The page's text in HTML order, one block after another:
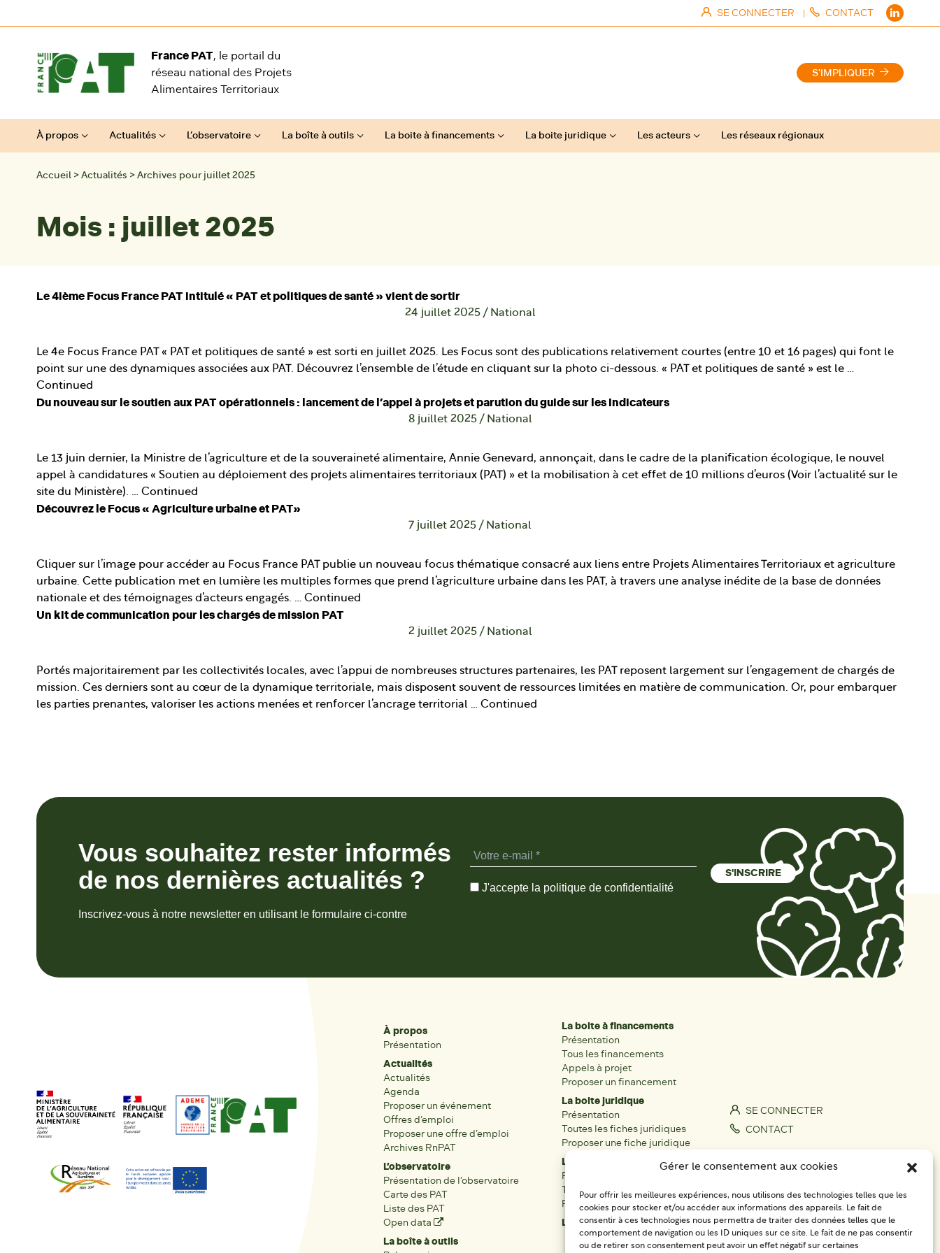
Gérer le consentement aux cookies
Pour offrir les meilleures expériences, nous utilisons des technologies telles que les
cookies pour stocker et/ou accéder aux informations des appareils. Le fait de
consentir à ces technologies nous permettra de traiter des données telles que le
comportement de navigation ou les ID uniques sur ce site. Le fait de ne pas consentir
ou de retirer son consentement peut avoir un effet négatif sur certaines
SE CONNECTER | CONTACT
France PAT, le portail du
réseau national des Projets
Alimentaires Territoriaux
S'IMPLIQUER
À propos Actualités L’observatoire La boîte à outils La boite à financements La boite juridique Les acteurs Les réseaux régionaux
Accueil > Actualités > Archives pour juillet 2025
Mois : juillet 2025
Le 4ième Focus France PAT intitulé « PAT et politiques de santé » vient de sortir
24 juillet 2025 / National
Le 4e Focus France PAT « PAT et politiques de santé » est sorti en juillet 2025. Les Focus sont des publications relativement courtes (entre 10 et 16 pages) qui font le
point sur une des dynamiques associées aux PAT. Découvrez l’ensemble de l’étude en cliquant sur la photo ci-dessous. « PAT et politiques de santé » est le …
Continued
Du nouveau sur le soutien aux PAT opérationnels : lancement de l’appel à projets et parution du guide sur les indicateurs
8 juillet 2025 / National
Le 13 juin dernier, la Ministre de l’agriculture et de la souveraineté alimentaire, Annie Genevard, annonçait, dans le cadre de la planification écologique, le nouvel
appel à candidatures « Soutien au déploiement des projets alimentaires territoriaux (PAT) » et la mobilisation à cet effet de 10 millions d’euros (Voir l’actualité sur le
site du Ministère). … Continued
Découvrez le Focus « Agriculture urbaine et PAT»
7 juillet 2025 / National
Cliquer sur l’image pour accéder au Focus France PAT publie un nouveau focus thématique consacré aux liens entre Projets Alimentaires Territoriaux et agriculture
urbaine. Cette publication met en lumière les multiples formes que prend l’agriculture urbaine dans les PAT, à travers une analyse inédite de la base de données
nationale et des témoignages d’acteurs engagés. … Continued
Un kit de communication pour les chargés de mission PAT
2 juillet 2025 / National
Portés majoritairement par les collectivités locales, avec l’appui de nombreuses structures partenaires, les PAT reposent largement sur l’engagement de chargés de
mission. Ces derniers sont au cœur de la dynamique territoriale, mais disposent souvent de ressources limitées en matière de communication. Or, pour embarquer
les parties prenantes, valoriser les actions menées et renforcer l’ancrage territorial … Continued
Vous souhaitez rester informés
de nos dernières actualités ?
Inscrivez-vous à notre newsletter en utilisant le formulaire ci-contre
J'accepte la politique de confidentialité
À propos
Présentation
Actualités
Actualités
Agenda
Proposer un événement
Offres d’emploi
Proposer une offre d’emploi
Archives RnPAT
L’observatoire
Présentation de l’observatoire
Carte des PAT
Liste des PAT
Open data
La boîte à outils
La boite à financements
Présentation
Tous les financements
Appels à projet
Proposer un financement
La boite juridique
Présentation
Toutes les fiches juridiques
Proposer une fiche juridique
Les acteurs
Présentation
Tous les acteurs
Proposer une fiche acteur
Les réseaux régionaux
SE CONNECTER
CONTACT
S'IMPLIQUER